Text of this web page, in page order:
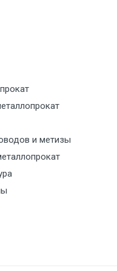
и метизы